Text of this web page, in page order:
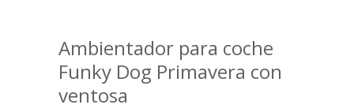
Ambientador para coche
Funky Dog Primavera con
ventosa